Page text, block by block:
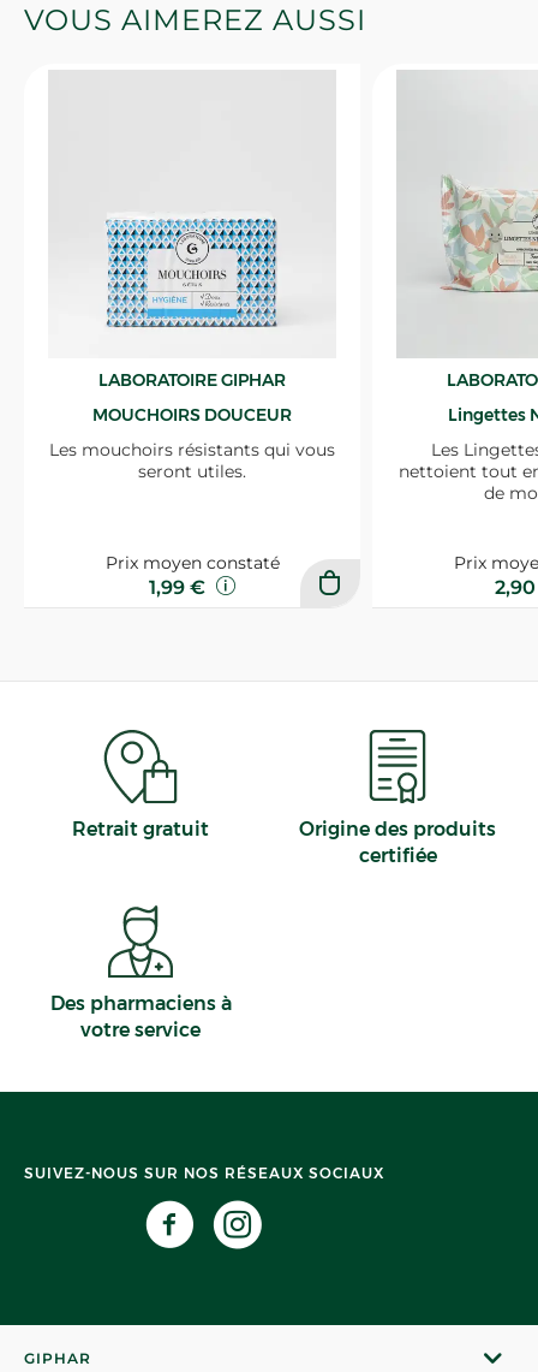
VOUS AIMEREZ AUSSI
LABORATOIRE GIPHAR
MOUCHOIRS DOUCEUR
Les mouchoirs résistants qui vous
seront utiles.
Prix moyen constaté
1,99 €
Lingettes
Les
nettoient tout
de
Prix
Retrait gratuit
Origine des produits
certifiée
Des pharmaciens à
votre service
SUIVEZ-NOUS SUR NOS RÉSEAUX SOCIAUX
GIPHAR